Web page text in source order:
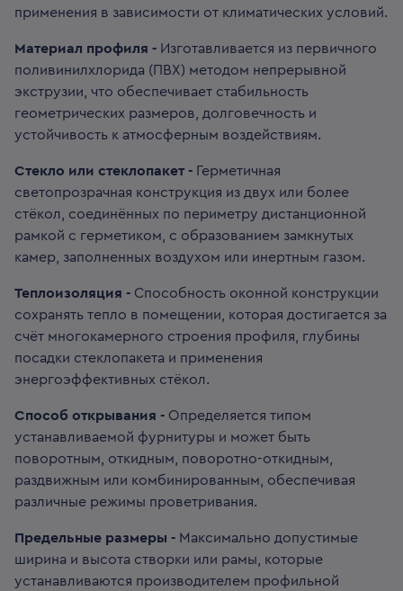
применения в зависимости от климатических условий.
Материал профиля - Изготавливается из первичного
поливинилхлорида (ПВХ) методом непрерывной
экструзии, что обеспечивает стабильность
геометрических размеров, долговечность и
устойчивость к атмосферным воздействиям.
Стекло или стеклопакет - Герметичная
светопрозрачная конструкция из двух или более
стёкол, соединённых по периметру дистанционной
рамкой с герметиком, с образованием замкнутых
камер, заполненных воздухом или инертным газом.
Теплоизоляция - Способность оконной конструкции
сохранять тепло в помещении, которая достигается за
счёт многокамерного строения профиля, глубины
посадки стеклопакета и применения
энергоэффективных стёкол.
Способ открывания - Определяется типом
устанавливаемой фурнитуры и может быть
поворотным, откидным, поворотно-откидным,
раздвижным или комбинированным, обеспечивая
различные режимы проветривания.
Предельные размеры - Максимально допустимые
ширина и высота створки или рамы, которые
устанавливаются производителем профильной